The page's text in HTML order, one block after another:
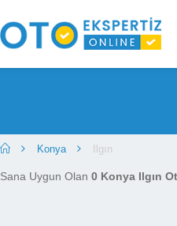
Konya Ilgın
Sana Uygun Olan 0 Konya Ilgın